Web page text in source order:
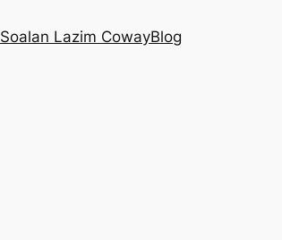
Soalan Lazim CowayBlog